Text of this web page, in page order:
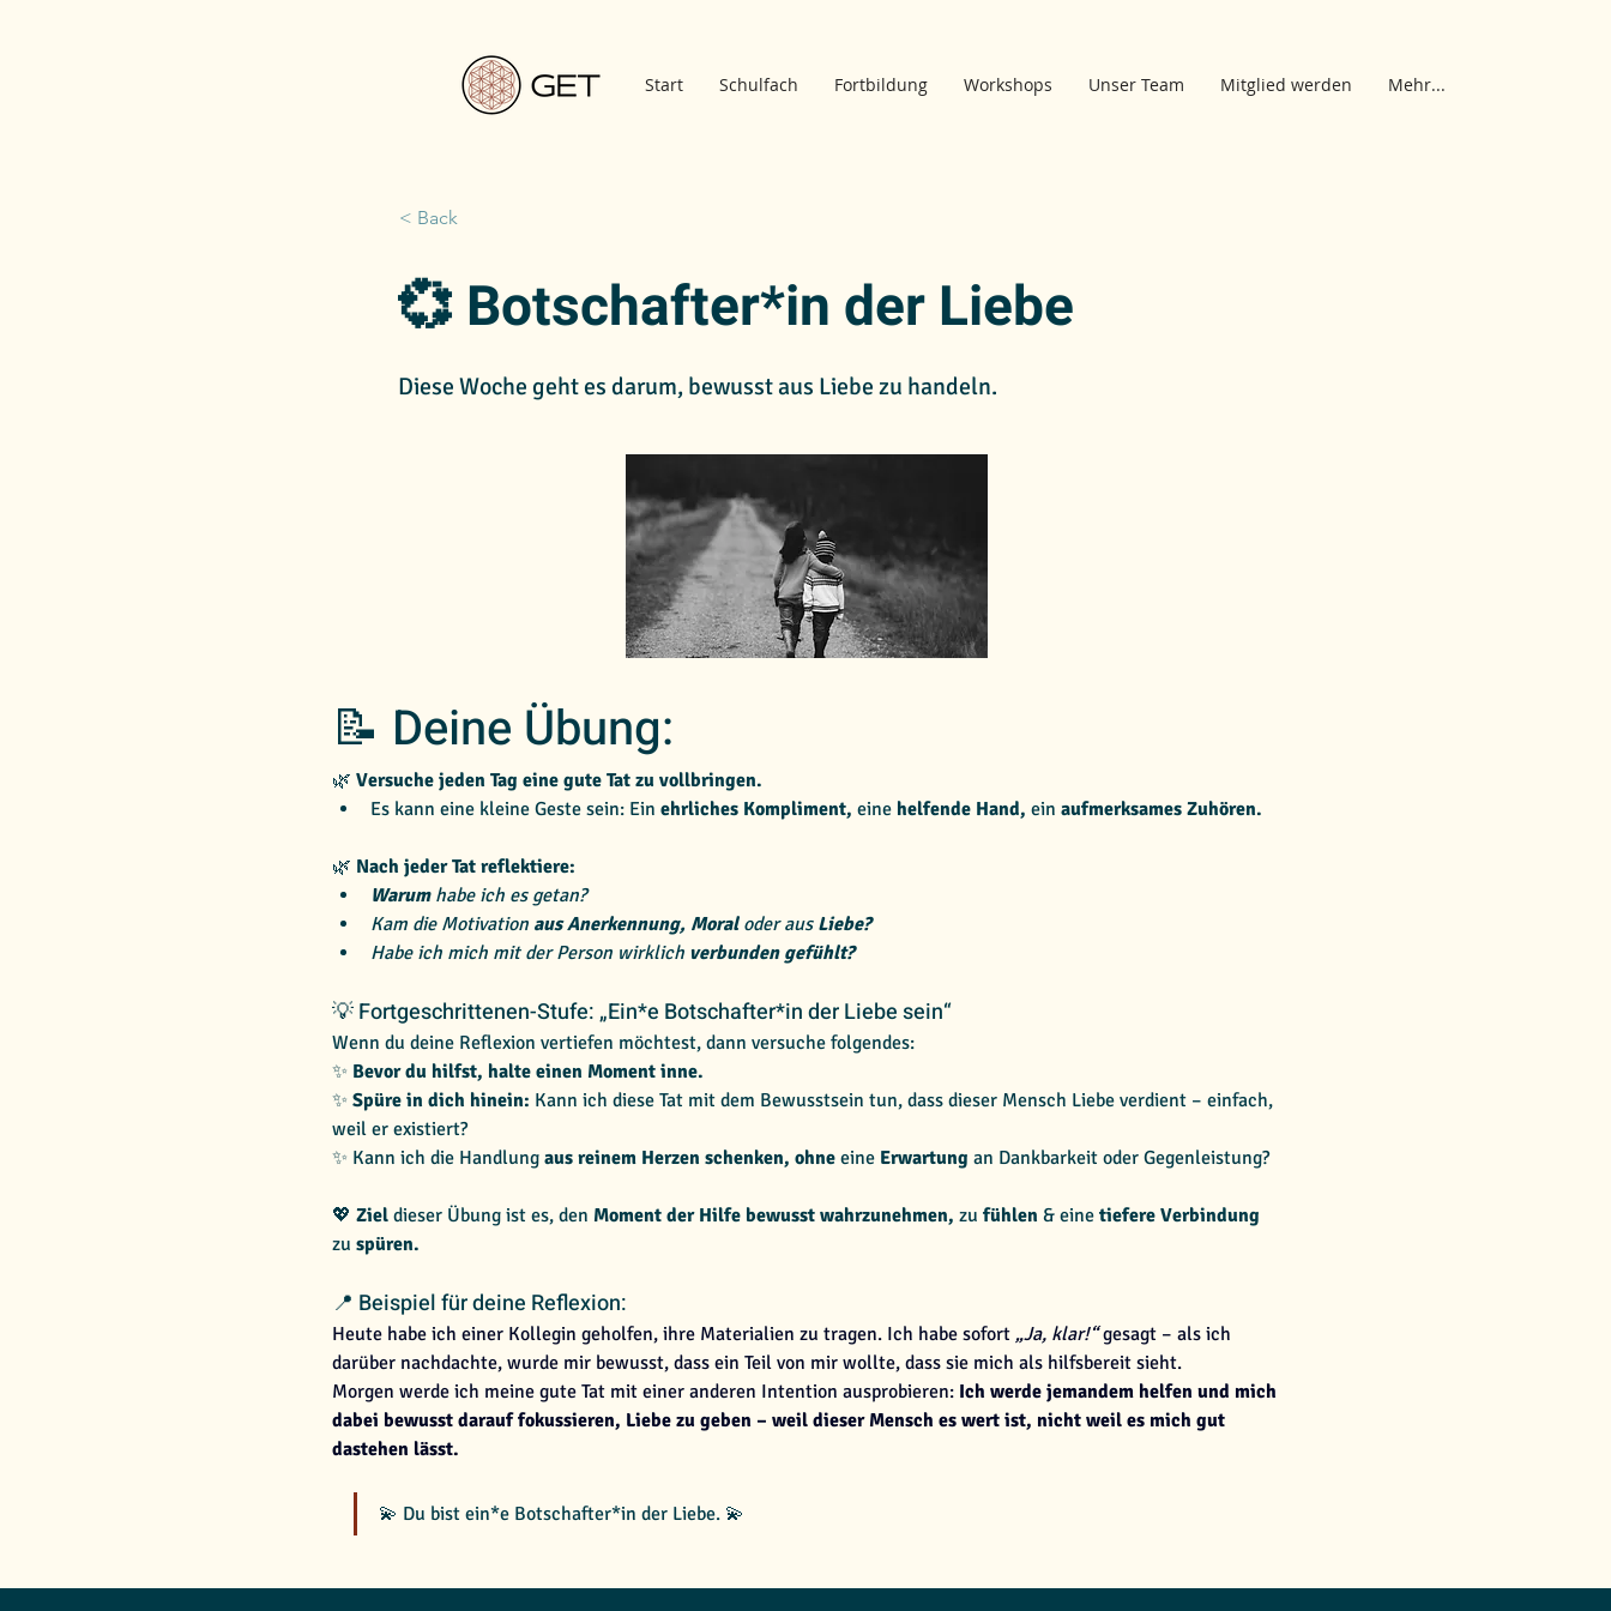
Start Schulfach Fortbildung Workshops Unser Team Mitglied werden Mehr...
< Back
💞 Botschafter*in der Liebe
Diese Woche geht es darum, bewusst aus Liebe zu handeln.
📝 Deine Übung:
🌿 Versuche jeden Tag eine gute Tat zu vollbringen.
Es kann eine kleine Geste sein: Ein ehrliches Kompliment, eine helfende Hand, ein aufmerksames Zuhören.
🌿 Nach jeder Tat reflektiere:
Warum habe ich es getan?
Kam die Motivation aus Anerkennung, Moral oder aus Liebe?
Habe ich mich mit der Person wirklich verbunden gefühlt?
💡 Fortgeschrittenen-Stufe: „Ein*e Botschafter*in der Liebe sein“
Wenn du deine Reflexion vertiefen möchtest, dann versuche folgendes:
✨ Bevor du hilfst, halte einen Moment inne.
✨ Spüre in dich hinein: Kann ich diese Tat mit dem Bewusstsein tun, dass dieser Mensch Liebe verdient – einfach,
weil er existiert?
✨ Kann ich die Handlung aus reinem Herzen schenken, ohne eine Erwartung an Dankbarkeit oder Gegenleistung?
💖 Ziel dieser Übung ist es, den Moment der Hilfe bewusst wahrzunehmen, zu fühlen & eine tiefere Verbindung
zu spüren.
📍 Beispiel für deine Reflexion:
Heute habe ich einer Kollegin geholfen, ihre Materialien zu tragen. Ich habe sofort „Ja, klar!“ gesagt – als ich
darüber nachdachte, wurde mir bewusst, dass ein Teil von mir wollte, dass sie mich als hilfsbereit sieht.
Morgen werde ich meine gute Tat mit einer anderen Intention ausprobieren: Ich werde jemandem helfen und mich
dabei bewusst darauf fokussieren, Liebe zu geben – weil dieser Mensch es wert ist, nicht weil es mich gut
dastehen lässt.
💫 Du bist ein*e Botschafter*in der Liebe. 💫